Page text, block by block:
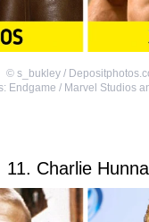
© s_bukley /
Endgame / Marvel Studios
11. Charlie